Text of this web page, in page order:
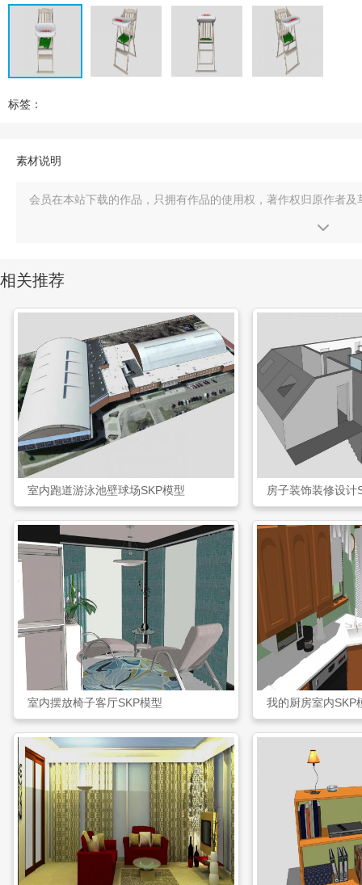
标签：
素材说明
会员在本站下载的作品，只拥有作品的使用权，著作权归原作者
相关推荐
室内跑道游泳池壁球场SKP模型 房子装饰装修设计
室内摆放椅子客厅SKP模型 我的厨房室内SKP